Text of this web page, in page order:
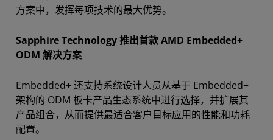
方案中，发挥每项技术的最大优势。
Sapphire Technology 推出首款 AMD Embedded+
ODM 解决方案
Embedded+ 还支持系统设计人员从基于 Embedded+
架构的 ODM 板卡产品生态系统中进行选择，并扩展其
产品组合，从而提供最适合客户目标应用的性能和功耗
配置。